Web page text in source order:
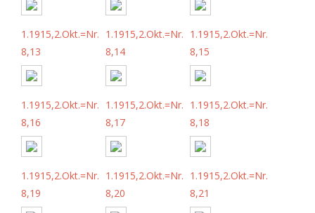
1.1915,2.Okt.=Nr.
8,13
1.1915,2.Okt.=Nr.
8,14
1.1915,2.Okt.=Nr.
8,15
1.1915,2.Okt.=Nr.
8,16
1.1915,2.Okt.=Nr.
8,17
1.1915,2.Okt.=Nr.
8,18
1.1915,2.Okt.=Nr.
8,19
1.1915,2.Okt.=Nr.
8,20
1.1915,2.Okt.=Nr.
8,21